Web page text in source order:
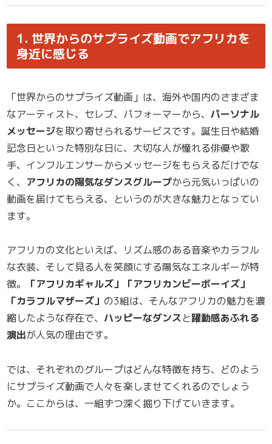
1. 世界からのサプライズ動画でアフリカを
身近に感じる
「世界からのサプライズ動画」は、海外や国内のさまざま
なアーティスト、セレブ、パフォーマーから、 パーソナル
メッセージを取り寄せられるサービスです。誕生日や結婚
記念日といった特別な日に、大切な人が憧れる俳優や歌
手、インフルエンサーからメッセージをもらえるだけでな
く、 アフリカの陽気なダンスグループから元気いっぱいの
動画を届けてもらえる、というのが大きな魅力となってい
ます。
アフリカの文化といえば、リズム感のある音楽やカラフル
な衣装、そして見る人を笑顔にする陽気なエネルギーが特
徴。
「アフリカギャルズ」「アフリカンビーボーイズ」
「カラフルマザーズ」 の3組は、そんなアフリカの魅力を濃
縮したような存在で、 ハッピーなダンスと躍動感あふれる
演出が人気の理由です。
では、それぞれのグループはどんな特徴を持ち、どのよう
にサプライズ動画で人々を楽しませてくれるのでしょう
か。ここからは、一組ずつ深く掘り下げていきます。